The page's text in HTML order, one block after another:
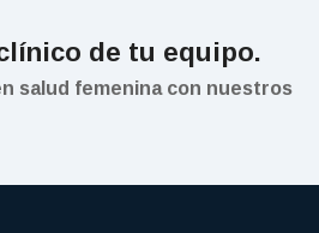
de tu equipo.
salud femenina con nuestros